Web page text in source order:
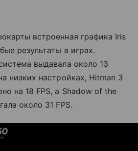
встроенная графика Iris
результаты в играх.
выдавала около 13
низких настройках, Hitman 3
на 18 FPS, а Shadow of the
около 31 FPS.